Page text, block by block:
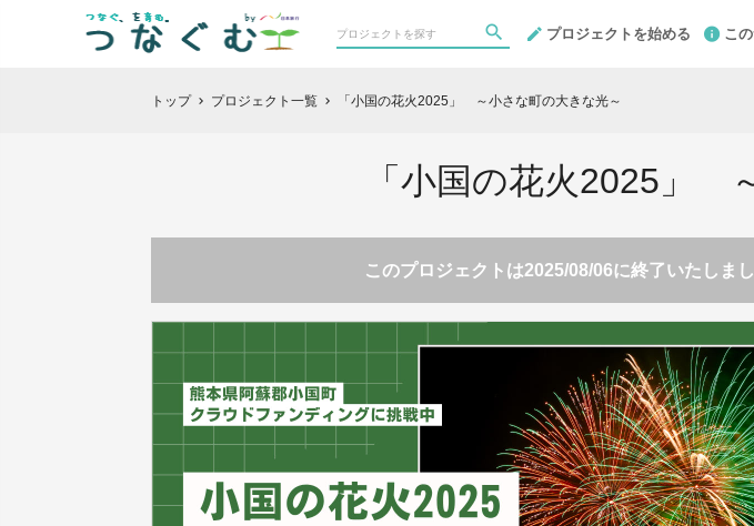
プロジェクトを始める こ
トップ chevron_right プロジェクト一覧 chevron_right 「小国の花火2025」 ～小さな町の大きな光～
「小国の花火2025」
このプロジェクトは2025/08/06に終了いたしま